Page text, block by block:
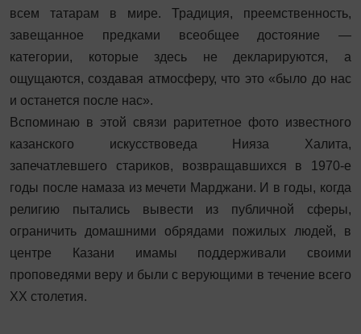
всем татарам в мире. Традиция, преемственность,
завещанное предками всеобщее достояние —
категории, которые здесь не декларируются, а
ощущаются, создавая атмосферу, что это «было до нас
и останется после нас».
Вспоминаю в этой связи раритетное фото известного
казанского искусствоведа Нияза Халита,
запечатлевшего стариков, возвращавшихся в 1970-е
годы после намаза из мечети Марджани. И в годы, когда
религию пытались вывести из публичной сферы,
ограничить домашними обрядами пожилых людей, в
центре Казани имамы поддерживали своими
проповедями веру и были с верующими в течение всего
XX столетия.